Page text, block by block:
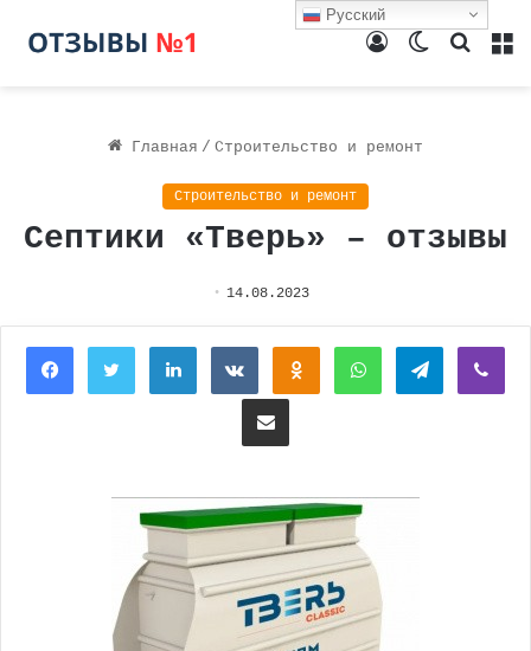
Поиск
Switch
Войти
Главная / Строительство и ремонт
Строительство и ремонт
Септики «Тверь» – отзывы
14.08.2023
FacebookTwitterLinkedInВконтактеОдноклассники
WhatsAppTelegram
Поделиться через электронную почту
Русский